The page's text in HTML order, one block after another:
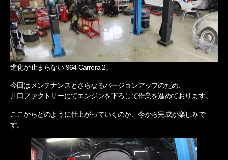
進化が止まらない964 Carrera 2。
今回はメンテナンスとさらなるバージョンアップのため、
川口ファクトリーにてエンジンを下ろして作業を進めております。
ここからどのように仕上がっていくのか、今から完成が楽しみで
す。